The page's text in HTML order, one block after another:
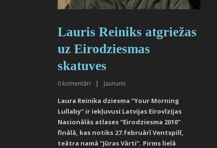
Lauris Reiniks atgriežas
uz Eirodziesmas
skatuves
0 komentāri | Jaunumi
Laura Reinika dziesma “Your Morning
Lullaby” ir iekļuvusi Latvijas Eirovīzijas
Nacionālās atlases “Eirodziesma 2010”
finālā, kas notiks 27.februārī Ventspilī,
teātra namā “Jūras Vārti”. Pirms lielā